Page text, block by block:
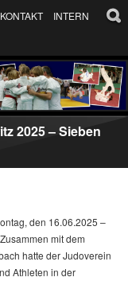
KONTAKT
INTERN
2025 – Sieben
den 16.06.2025 –
mit dem
hatte der Judoverein
Athleten in der